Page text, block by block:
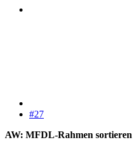
#27
AW: MFDL-Rahmen sortieren